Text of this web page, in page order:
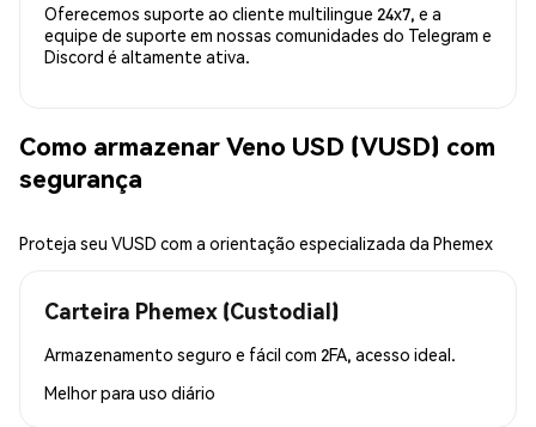
Oferecemos suporte ao cliente multilingue 24x7, e a
equipe de suporte em nossas comunidades do Telegram e
Discord é altamente ativa.
Como armazenar Veno USD (VUSD) com
segurança
Proteja seu VUSD com a orientação especializada da Phemex
Carteira Phemex (Custodial)
Armazenamento seguro e fácil com 2FA, acesso ideal.
Melhor para uso diário